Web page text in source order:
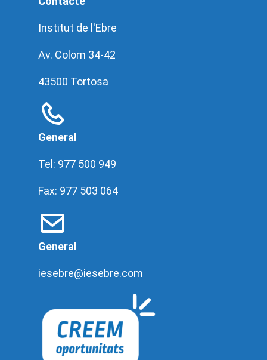
Institut de l'Ebre
Av. Colom 34-42
43500 Tortosa
General
Tel: 977 500 949
Fax: 977 503 064
General
iesebre@iesebre.com